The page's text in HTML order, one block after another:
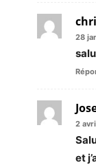
28
2
et